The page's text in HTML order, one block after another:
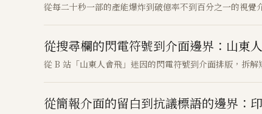
從每二十秒一部的產能爆炸到破億率不到百分之一的視覺
從搜尋欄的閃電符號到介面邊界：山東
從 B 站「山東人會飛」迷因的閃電符號到介面排版，拆
從簡報介面的留白到抗議標語的邊界：